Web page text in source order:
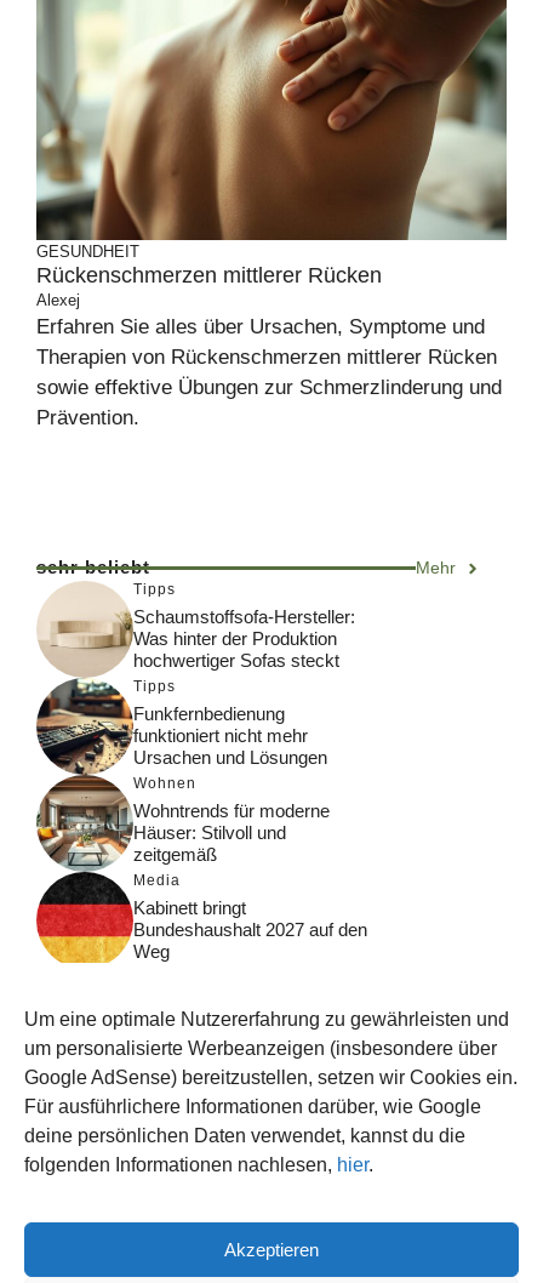
Um eine optimale Nutzererfahrung zu gewährleisten und
um personalisierte Werbeanzeigen (insbesondere über
Google AdSense) bereitzustellen, setzen wir Cookies ein.
Für ausführlichere Informationen darüber, wie Google
deine persönlichen Daten verwendet, kannst du die
folgenden Informationen nachlesen, hier.
Akzeptieren
GESUNDHEIT
Rückenschmerzen mittlerer Rücken
Alexej
Erfahren Sie alles über Ursachen, Symptome und
Therapien von Rückenschmerzen mittlerer Rücken
sowie effektive Übungen zur Schmerzlinderung und
Prävention.
sehr beliebt Mehr
Tipps
Schaumstoffsofa-Hersteller:
Was hinter der Produktion
hochwertiger Sofas steckt
Tipps
Funkfernbedienung
funktioniert nicht mehr
Ursachen und Lösungen
Wohnen
Wohntrends für moderne
Häuser: Stilvoll und
zeitgemäß
Media
Kabinett bringt
Bundeshaushalt 2027 auf den
Weg
Funktionsweise, Prozesse
und Rankinglogik
Computer
Wieso habe ich im moment
kein Internet?
© 2026 WISSEN123.DE